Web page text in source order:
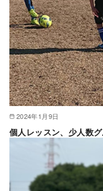
2024年1月9日
個人レッスン、少人数